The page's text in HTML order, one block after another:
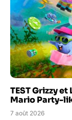
TEST Grizzy
Mario Party-
7 août 2026